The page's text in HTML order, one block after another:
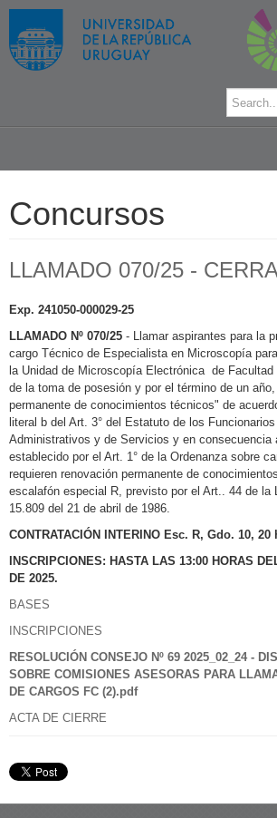
Concursos
LLAMADO 070/25 -
Exp. 241050-000029-25
LLAMADO Nº 070/25 - Llamar aspirantes para la
cargo Técnico de Especialista en Microscopía
la Unidad de Microscopía Electrónica de
de la toma de posesión y por el término de un
permanente de conocimientos técnicos" de
literal b del Art. 3° del Estatuto de los
Administrativos y de Servicios y en consecuencia
establecido por el Art. 1° de la Ordenanza sobre
requieren renovación permanente de
escalafón especial R, previsto por el Art.. 44 de la
15.809 del 21 de abril de 1986.
CONTRATACIÓN INTERINO Esc. R, Gdo. 10, 20
INSCRIPCIONES: HASTA LAS 13:00 HORAS
DE 2025.
BASES
INSCRIPCIONES
RESOLUCIÓN CONSEJO Nº 69 2025_02_24 -
SOBRE COMISIONES ASESORAS PARA
DE CARGOS FC (2).pdf
ACTA DE CIERRE